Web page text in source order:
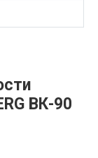
ВК-90